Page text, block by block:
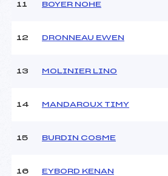
11 BOYER NOHE
12 DRONNEAU EWEN
13 MOLINIER LINO
14 MANDAROUX TIMY
15 BURDIN COSME
16 EYBORD KENAN